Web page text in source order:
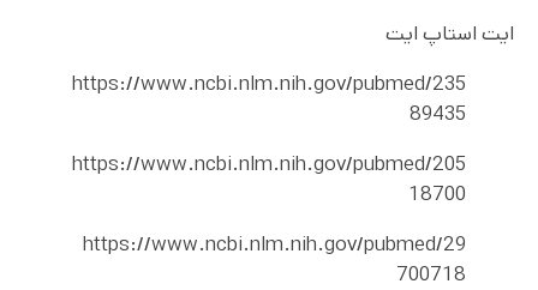
ایت استاپ ایت
https://www.ncbi.nlm.nih.gov/pubmed/235
89435
https://www.ncbi.nlm.nih.gov/pubmed/205
18700
https://www.ncbi.nlm.nih.gov/pubmed/29
700718